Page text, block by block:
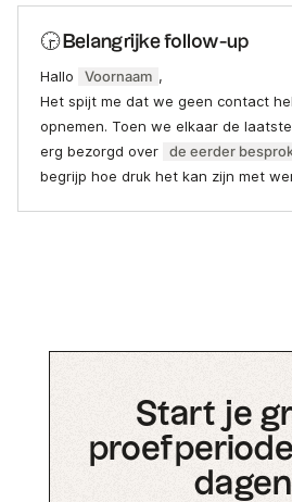
🕞 Belangrijke follow-up
Hallo Voornaam ,
Het spijt me dat we geen contact
opnemen. Toen we elkaar de
erg bezorgd over
de eerder
begrijp hoe druk het kan zijn met
Start je
proefperiode
dagen